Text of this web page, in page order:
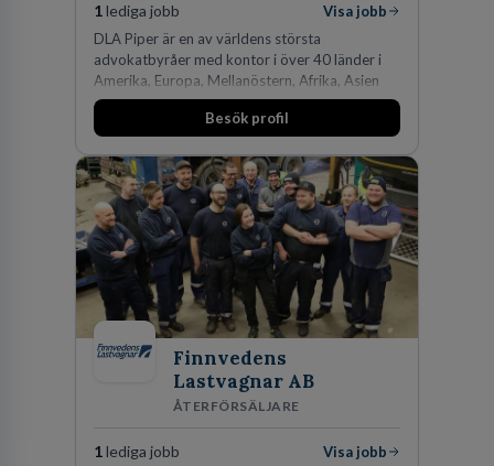
1lediga jobb
Visa jobb
DLA Piper är en av världens största
advokatbyråer med kontor i över 40 länder i
Amerika, Europa, Mellanöstern, Afrika, Asien
och Oceanien. Vi är specialister inom
affärsjuridikens alla områden och vi har några
fler än 450 jurister på fem kontor i Stockholm,
Köpenhamn, Århus, Oslo och Helsingfors kan vi
på DLA Piper erbjuda våra klienter en unik,
effektiv och gränsöverskridande nordisk
expertis. På vårt kontor i centrala Stockholm är
vi idag drygt 240 medarbetare.
Besök profil
Finnvedens
Lastvagnar AB
ÅTERFÖRSÄLJARE
1 lediga jobb
Visa jobb